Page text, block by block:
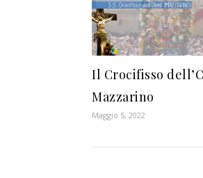
Il Crocifisso
Mazzarino
Maggio 5, 2022